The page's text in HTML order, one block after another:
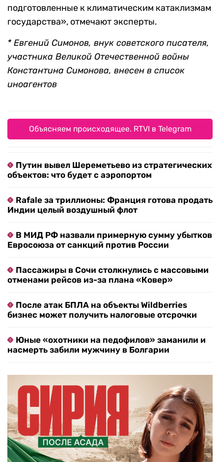
подготовленные к климатическим катаклизмам
государства», отмечают эксперты.
* Евгений Симонов, внук советского писателя,
участника Великой Отечественной войны
Константина Симонова, внесен в список
иноагентов
Объясняем происходящее. RTVI в Telegram
Путин вывел Шереметьево из стратегических
объектов: что будет с аэропортом
Rafale за триллионы: Франция готова продать
Индии целый воздушный флот
В МИД РФ назвали примерную сумму убытков
Евросоюза от санкций против России
Пассажиры в Сочи столкнулись с массовыми
отменами рейсов из-за плана «Ковер»
После атак БПЛА на объекты Wildberries
бизнес может получить налоговые отсрочки
Юные «охотники на педофилов» заманили и
насмерть забили мужчину в Болгарии